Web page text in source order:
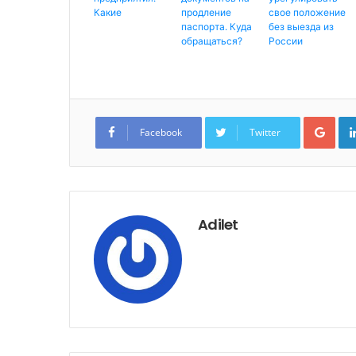
Какие
продление
паспорта. Куда
обращаться?
свое положение
без выезда из
России
Facebook Twitter
G
g
+
Adilet